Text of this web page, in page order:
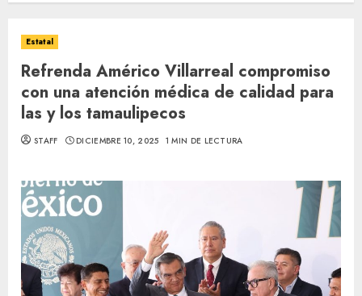
Estatal
Refrenda Américo Villarreal compromiso
con una atención médica de calidad para
las y los tamaulipecos
STAFF DICIEMBRE 10, 2025 1 MIN DE LECTURA